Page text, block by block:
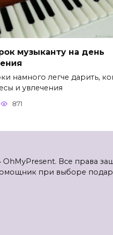
музыканту на день
намного легче дарить,
и увлечения
871
OhMyPresent. Все права
при выборе